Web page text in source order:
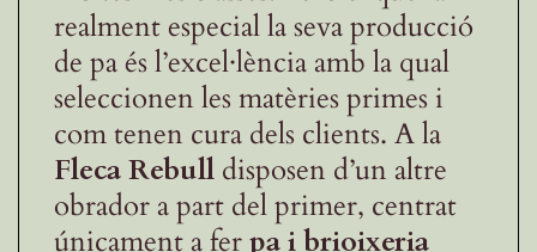
realment especial la seva producció
de pa és l’excel·lència amb la qual
seleccionen les matèries primes i
com tenen cura dels clients. A la
Fleca Rebull disposen d’un altre
obrador a part del primer, centrat
únicament a ferpa i brioixeria